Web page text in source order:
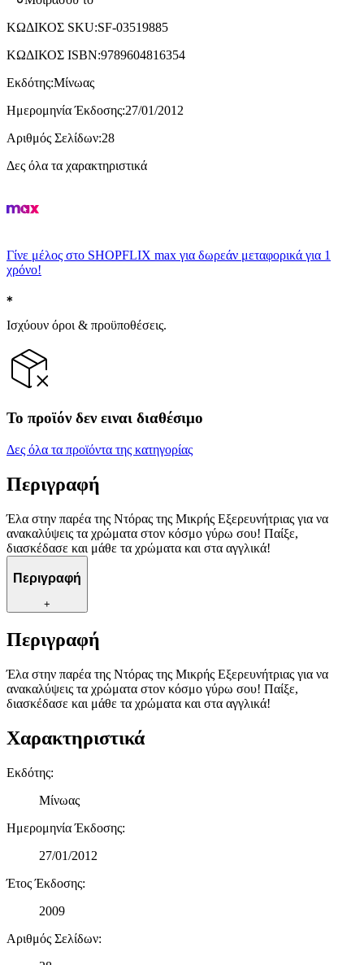
ΚΩΔΙΚΟΣ SKU:SF-03519885
ΚΩΔΙΚΟΣ ISBN:9789604816354
Εκδότης:Μίνωας
Ημερομηνία Έκδοσης:27/01/2012
Αριθμός Σελίδων:28
Δες όλα τα χαρακτηριστικά
Γίνε μέλος στο SHOPFLIX max για δωρεάν μεταφορικά για 1
χρόνο!
Ισχύουν όροι & προϋποθέσεις.
Το προϊόν δεν ειναι διαθέσιμο
Δες όλα τα προϊόντα της κατηγορίας
Περιγραφή
Έλα στην παρέα της Ντόρας της Μικρής Εξερευνήτριας για να
ανακαλύψεις τα χρώματα στον κόσμο γύρω σου! Παίξε,
διασκέδασε και μάθε τα χρώματα και στα αγγλικά!
Περιγραφή
+
Περιγραφή
Έλα στην παρέα της Ντόρας της Μικρής Εξερευνήτριας για να
ανακαλύψεις τα χρώματα στον κόσμο γύρω σου! Παίξε,
διασκέδασε και μάθε τα χρώματα και στα αγγλικά!
Χαρακτηριστικά
Εκδότης:
Μίνωας
Ημερομηνία Έκδοσης:
27/01/2012
Έτος Έκδοσης:
2009
Αριθμός Σελίδων: